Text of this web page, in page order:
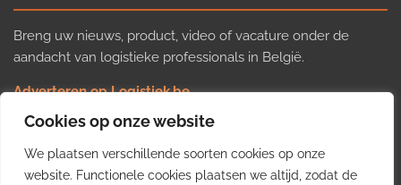
Cookies op onze website
We plaatsen verschillende soorten cookies op onze
website. Functionele cookies plaatsen we altijd, zodat de
Breng uw nieuws, product, video of vacature onder de
aandacht van logistieke professionals in België.
Adverteren op Logistiek.be
Nieuws insturen
Uw video op Logistiek.TV
Job plaatsen
Gratis wekelijkse update